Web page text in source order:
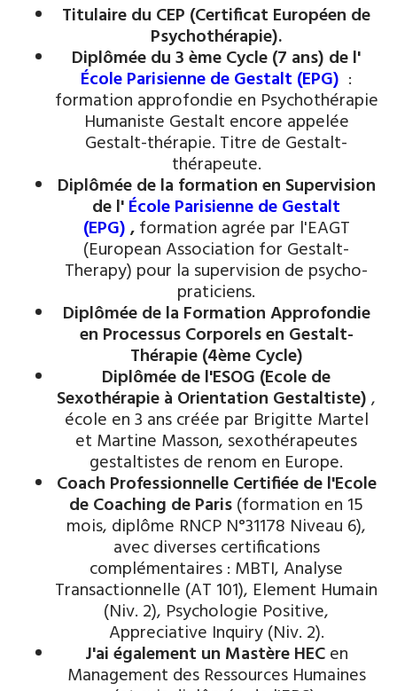
Titulaire du CEP (Certificat Européen de
Psychothérapie).
Diplômée du 3 ème Cycle (7 ans) de l'
École Parisienne de Gestalt (EPG) :
formation approfondie en Psychothérapie
Humaniste Gestalt encore appelée
Gestalt-thérapie. Titre de Gestalt-
thérapeute.
Diplômée de la formation en Supervision
de l'École Parisienne de Gestalt
(EPG),formation agrée par l'EAGT
(European Association for Gestalt-
Therapy) pour la supervision de psycho-
praticiens.
Diplômée de la Formation Approfondie
en Processus Corporels en Gestalt-
Thérapie (4ème Cycle)
Diplômée de l'ESOG (Ecole de
Sexothérapie à Orientation Gestaltiste),
école en 3 ans créée par Brigitte Martel
et Martine Masson, sexothérapeutes
gestaltistes de renom en Europe.
Coach Professionnelle Certifiée de l'Ecole
de Coaching de Paris(formation en 15
mois, diplôme RNCP N°31178 Niveau 6),
avec diverses certifications
complémentaires : MBTI, Analyse
Transactionnelle (AT 101), Element Humain
(Niv. 2), Psychologie Positive,
Appreciative Inquiry (Niv. 2).
J'ai également un Mastère HECen
Management des Ressources Humaines